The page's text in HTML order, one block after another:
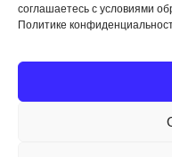
соглашаетесь с условиями
Политике